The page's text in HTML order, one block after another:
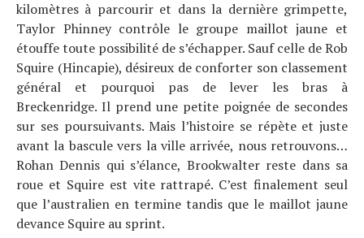
kilomètres à parcourir et dans la dernière grimpette,
Taylor Phinney contrôle le groupe maillot jaune et
étouffe toute possibilité de s’échapper. Sauf celle de Rob
Squire (Hincapie), désireux de conforter son classement
général et pourquoi pas de lever les bras à
Breckenridge. Il prend une petite poignée de secondes
sur ses poursuivants. Mais l’histoire se répète et juste
avant la bascule vers la ville arrivée, nous retrouvons…
Rohan Dennis qui s’élance, Brookwalter reste dans sa
roue et Squire est vite rattrapé. C’est finalement seul
que l’australien en termine tandis que le maillot jaune
devance Squire au sprint.